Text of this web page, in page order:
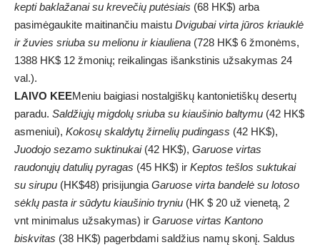
kepti baklažanai su krevečių putėsiais (68 HK$) arba
pasimėgaukite maitinančiu maistu Dvigubai virta jūros kriauklė
ir žuvies sriuba su melionu ir kiauliena (728 HK$ 6 žmonėms,
1388 HK$ 12 žmonių; reikalingas išankstinis užsakymas 24
val.).
LAIVO KEEMeniu baigiasi nostalgiškų kantonietiškų desertų
paradu. Saldžiųjų migdolų sriuba su kiaušinio baltymu (42 HK$
asmeniui), Kokosų skaldytų žirnelių pudingass (42 HK$),
Juodojo sezamo suktinukai(42 HK$), Garuose virtas
raudonųjų datulių pyragas (45 HK$) ir Keptos tešlos suktukai
su sirupu (HK$48) prisijungia Garuose virta bandelė su lotoso
sėklų pasta ir sūdytu kiaušinio tryniu (HK $ 20 už vienetą, 2
vnt minimalus užsakymas) ir Garuose virtas Kantono
biskvitas (38 HK$) pagerbdami saldžius namų skonį. Saldus